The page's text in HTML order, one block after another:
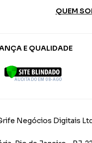
QUEM
E QUALIDADE
AUDITADO EM 08-AGO
Negócios Digitais